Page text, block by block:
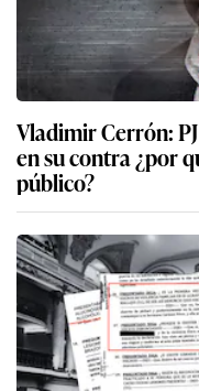
Vladimir Cerrón:
en su contra ¿por
público?